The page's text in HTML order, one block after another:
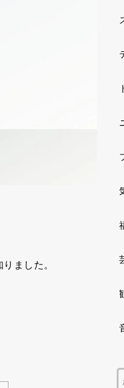
ました。